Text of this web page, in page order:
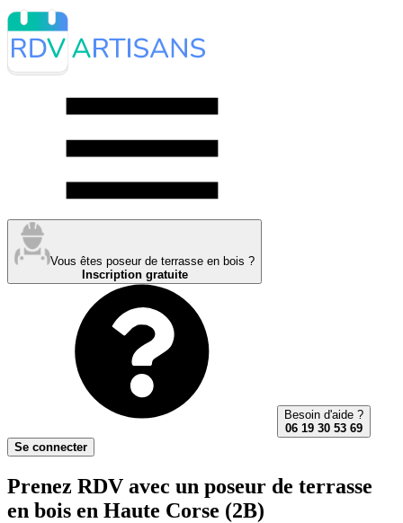
Vous êtes poseur de terrasse en bois ?
Inscription gratuite
Besoin d'aide ?
06 19 30 53 69
Se connecter
Prenez RDV avec un poseur de terrasse
en bois en Haute Corse (2B)